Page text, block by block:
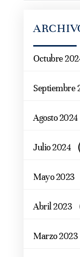
Octubre
Septiembre
Agosto 2024
Julio 2024
Mayo 2023
Abril 2023
Marzo 2023